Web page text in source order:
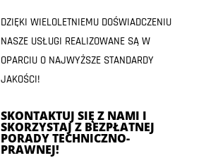
DZIĘKI WIELOLETNIEMU DOŚWIADCZENIU
NASZE USŁUGI REALIZOWANE SĄ W
OPARCIU O NAJWYŻSZE STANDARDY
JAKOŚCI!
SKONTAKTUJ SIĘ Z NAMI I
SKORZYSTAJ Z BEZPŁATNEJ
PORADY TECHNICZNO-
PRAWNEJ!